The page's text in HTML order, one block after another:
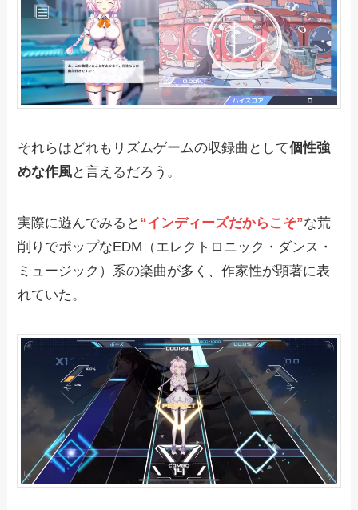
それらはどれもリズムゲームの収録曲として個性強
めな作風と言えるだろう。
実際に遊んでみると “インディーズだからこそ”な荒
削りでポップなEDM（エレクトロニック・ダンス・
ミュージック）系の楽曲が多く、作家性が顕著に表
れていた。